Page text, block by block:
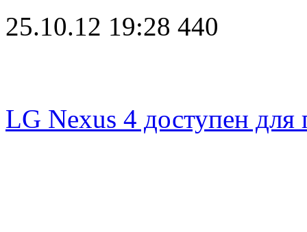
25.10.12 19:28 440
LG Nexus 4 доступен для